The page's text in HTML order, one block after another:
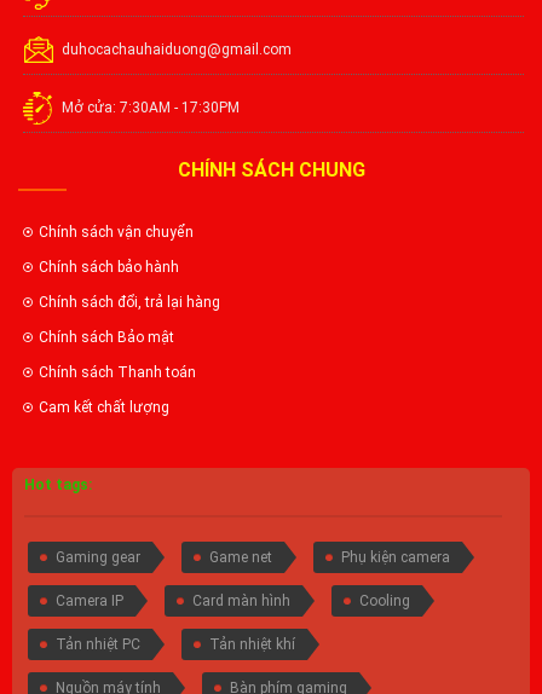
duhocachauhaiduong@gmail.com
Mở cửa: 7:30AM - 17:30PM
CHÍNH SÁCH CHUNG
Chính sách vận chuyển
Chính sách bảo hành
Chính sách đổi, trả lại hàng
Chính sách Bảo mật
Chính sách Thanh toán
Cam kết chất lượng
Hot tags:
Gaming gear Game net Phụ kiện camera
Camera IP Card màn hình Cooling
Tản nhiệt PC Tản nhiệt khí
Nguồn máy tính Bàn phím gaming